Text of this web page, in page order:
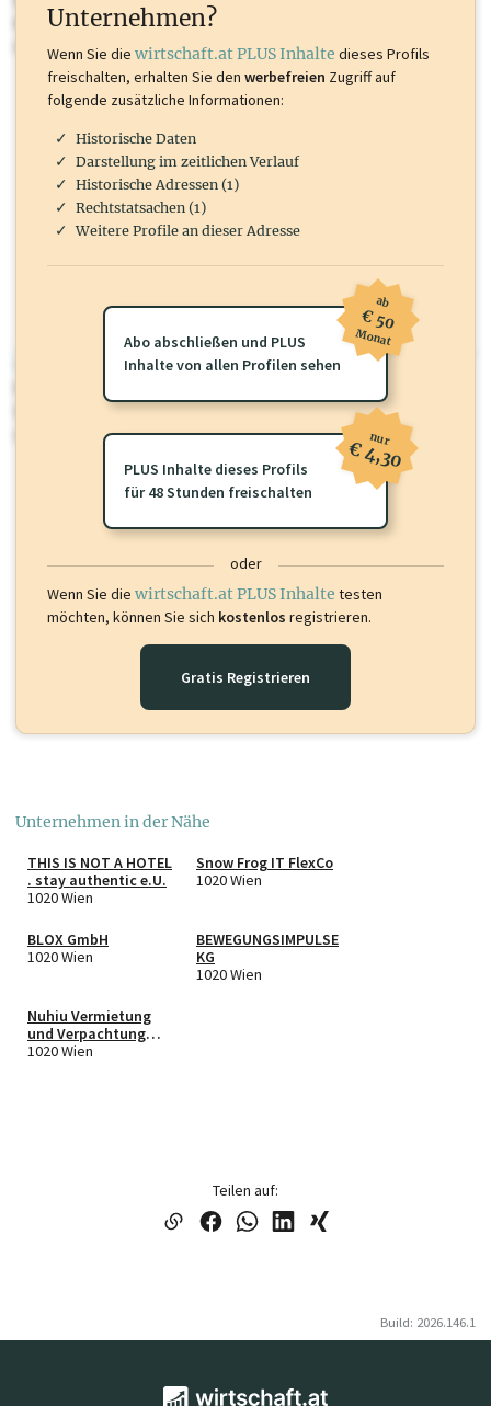
Marken, Patente, Rechtstatsachen, OTS-Aussendungen, und viele
mehr.
wirtschaft.at PLUS
Sie momentan nicht einsehen können. Schalten Sie dieses Profil frei
oder loggen Sie sich ein um diese Inhalte zu sehen.
Unternehmen?
Wenn Sie die wirtschaft.at PLUS Inhalte dieses Profils
freischalten, erhalten Sie den werbefreien Zugriff auf
folgende zusätzliche Informationen:
Historische Daten
Darstellung im zeitlichen Verlauf
Historische Adressen (1)
Rechtstatsachen (1)
Weitere Profile an dieser Adresse
Abo abschließen und PLUS
Inhalte von allen Profilen sehen
ab
€ 50
Monat
PLUS Inhalte dieses Profils
für 48 Stunden freischalten
nur
€ 4,30
oder
Wenn Sie die wirtschaft.at PLUS Inhalte testen
möchten, können Sie sich kostenlos registrieren.
Gratis Registrieren
Unternehmen in der Nähe
THIS IS NOT A HOTEL
. stay authentic e.U.
1020 Wien
Snow Frog IT FlexCo
1020 Wien
BLOX GmbH
1020 Wien
BEWEGUNGSIMPULSE
KG
1020 Wien
Nuhiu Vermietung
und Verpachtung
GmbH
1020 Wien
Teilen auf:
Build: 2026.146.1